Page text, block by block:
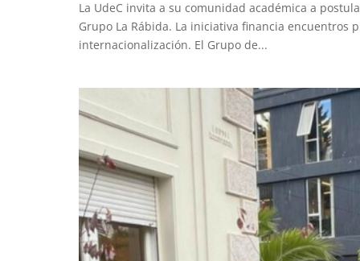
La UdeC invita a su comunidad académica a
Grupo La Rábida. La iniciativa financia encuentros
internacionalización. El Grupo de...